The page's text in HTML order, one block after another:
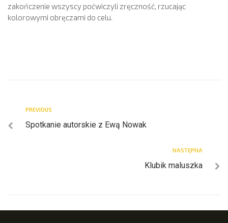
zakończenie wszyscy poćwiczyli zręczność, rzucając
kolorowymi obręczami do celu.
PREVIOUS
Spotkanie autorskie z Ewą Nowak
NASTĘPNA
Klubik maluszka